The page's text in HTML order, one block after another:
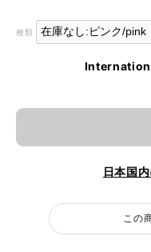
種類
日本国
この